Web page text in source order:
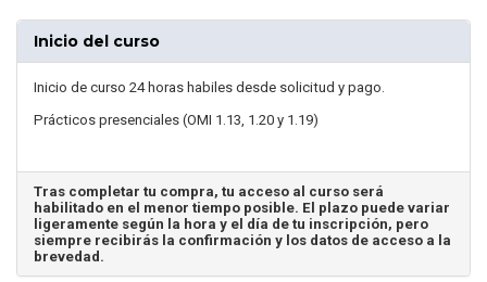
Inicio del curso
Inicio de curso 24 horas habiles desde solicitud y pago.
Prácticos presenciales (OMI 1.13, 1.20 y 1.19)
Tras completar tu compra, tu acceso al curso será
habilitado en el menor tiempo posible. El plazo puede variar
ligeramente según la hora y el día de tu inscripción, pero
siempre recibirás la confirmación y los datos de acceso a la
brevedad.